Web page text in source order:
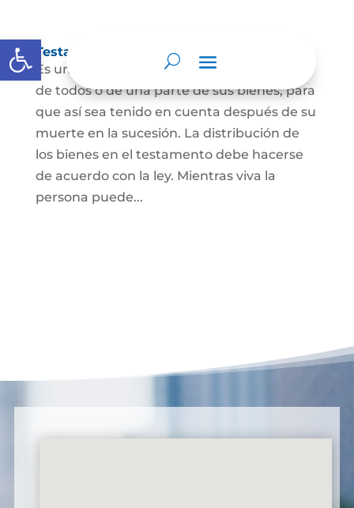
Abrir barra de herramientas
Testamento
Es un acto por el cual una persona dispone
de todos o de una parte de sus bienes, para
que así sea tenido en cuenta después de su
muerte en la sucesión. La distribución de
los bienes en el testamento debe hacerse
de acuerdo con la ley. Mientras viva la
persona puede...